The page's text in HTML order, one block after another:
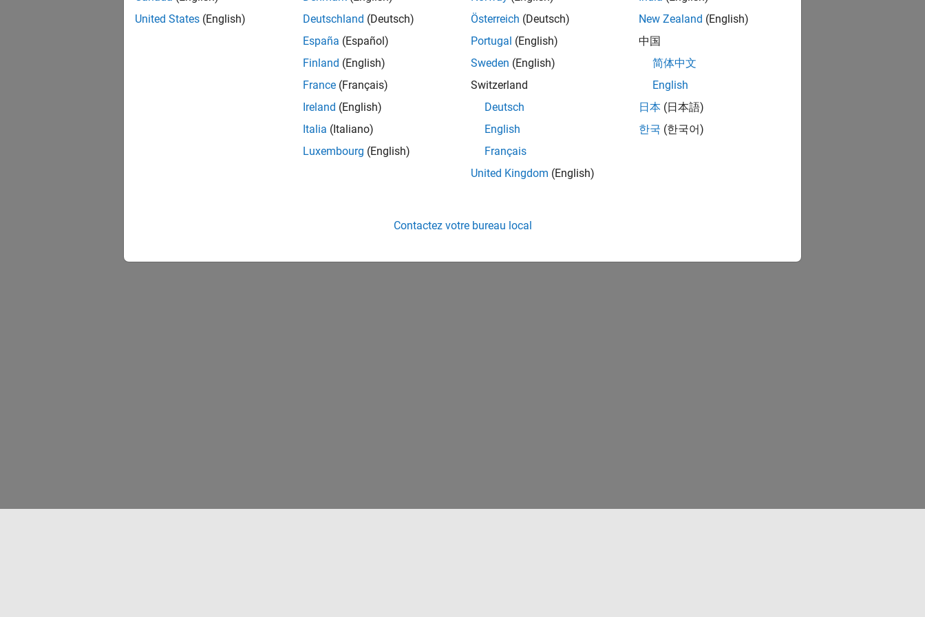
United States (English)
Deutschland (Deutsch)
España (Español)
Finland (English)
France (Français)
Ireland (English)
Italia (Italiano)
Luxembourg (English)
Österreich (Deutsch)
Portugal (English)
Sweden (English)
Switzerland
Deutsch
English
Français
United Kingdom (English)
New Zealand (English)
中国
简体中文
English
日本 (日本語)
한국 (한국어)
Contactez votre bureau local